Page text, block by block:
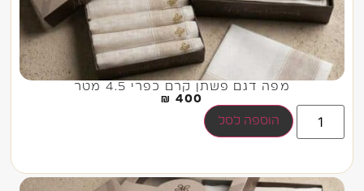
מפה דגם פשתן קרם כפרי 4.5 מטר
400
₪
הוספה לסל